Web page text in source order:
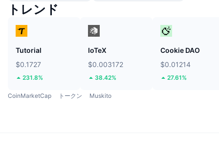
トレンド
Tutorial
$0.1727
231.8%
IoTeX
$0.003172
38.42%
Cookie DAO
$0.01214
27.61%
CoinMarketCap トークン Muskito